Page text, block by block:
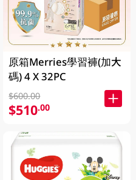
原箱Merries學習褲(加大
碼) 4 X 32PC
$600.00
$510.00